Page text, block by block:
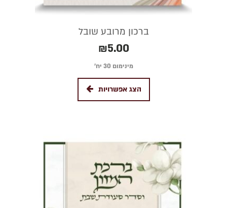
ברכון מרובע שובל
₪5.00
מינימום 30 יח׳
הצג אפשרויות